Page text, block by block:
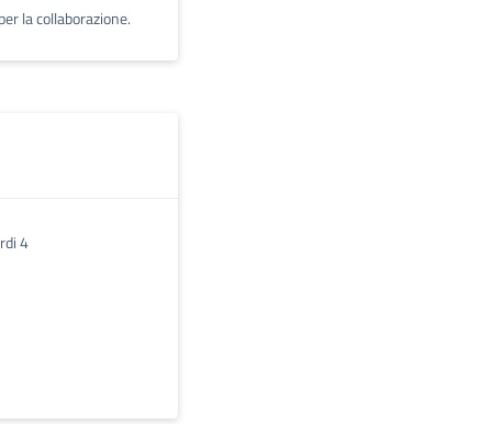
la collaborazione.
4